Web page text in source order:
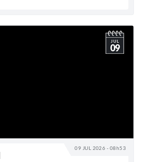
09 JUL 2026 - 08h53
JUL
09